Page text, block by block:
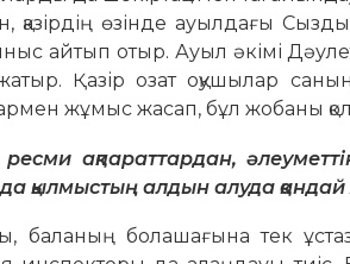
қазірдің өзінде ауылдағы
айтып отыр. Ауыл әкімі
Қазір озат оқушылар
жұмыс жасап, бұл жобаны
ресми ақпараттардан,
қылмыстың алдын алуда
баланың болашағына тек